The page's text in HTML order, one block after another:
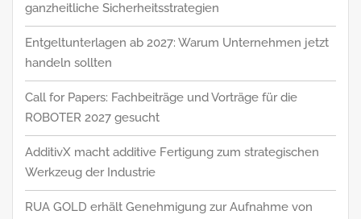
ganzheitliche Sicherheitsstrategien
Entgeltunterlagen ab 2027: Warum Unternehmen jetzt
handeln sollten
Call for Papers: Fachbeiträge und Vorträge für die
ROBOTER 2027 gesucht
AdditivX macht additive Fertigung zum strategischen
Werkzeug der Industrie
RUA GOLD erhält Genehmigung zur Aufnahme von